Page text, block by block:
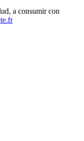
a consumir con